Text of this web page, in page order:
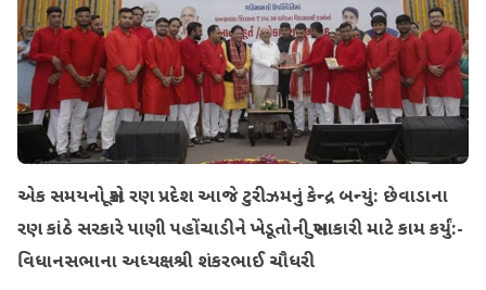
એક સમયનો સૂકો રણ પ્રદેશ આજે ટુરીઝમનું કેન્દ્ર બન્યું: છેવાડાના
રણ કાંઠે સરકારે પાણી પહોંચાડીને ખેડૂતોની સુખાકારી માટે કામ કર્યું:-
વિધાનસભાના અધ્યક્ષશ્રી શંકરભાઈ ચૌધરી